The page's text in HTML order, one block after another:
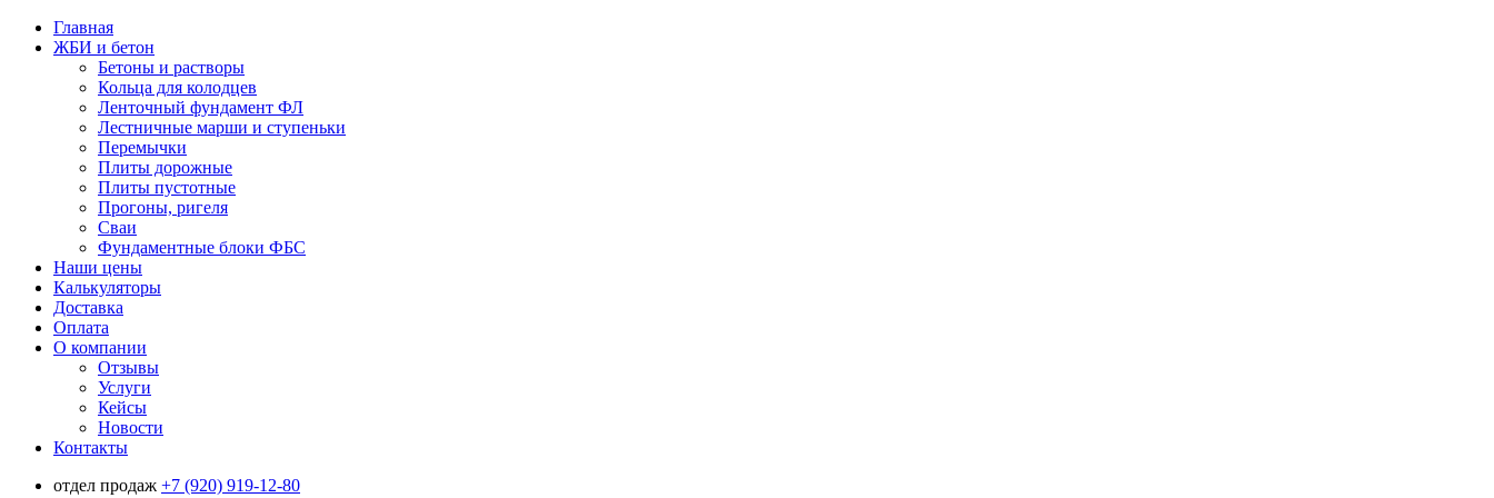
Главная
ЖБИ и бетон
Бетоны и растворы
Кольца для колодцев
Ленточный фундамент ФЛ
Лестничные марши и ступеньки
Перемычки
Плиты дорожные
Плиты пустотные
Прогоны, ригеля
Сваи
Фундаментные блоки ФБС
Наши цены
Калькуляторы
Доставка
Оплата
О компании
Отзывы
Услуги
Кейсы
Новости
Контакты
отдел продаж +7 (920) 919-12-80